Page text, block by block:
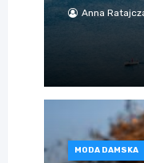
Anna
MODA DAMSKA